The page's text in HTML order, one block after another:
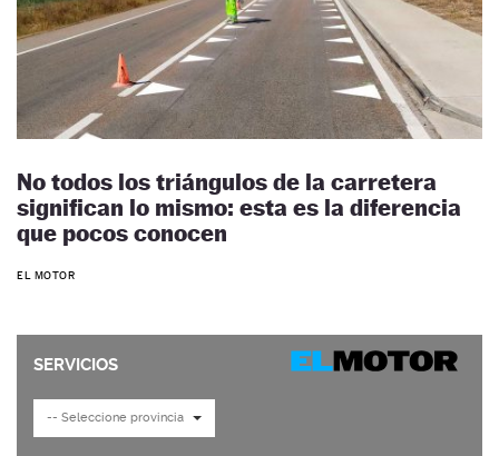
No todos los triángulos de la carretera
significan lo mismo: esta es la diferencia
que pocos conocen
EL MOTOR